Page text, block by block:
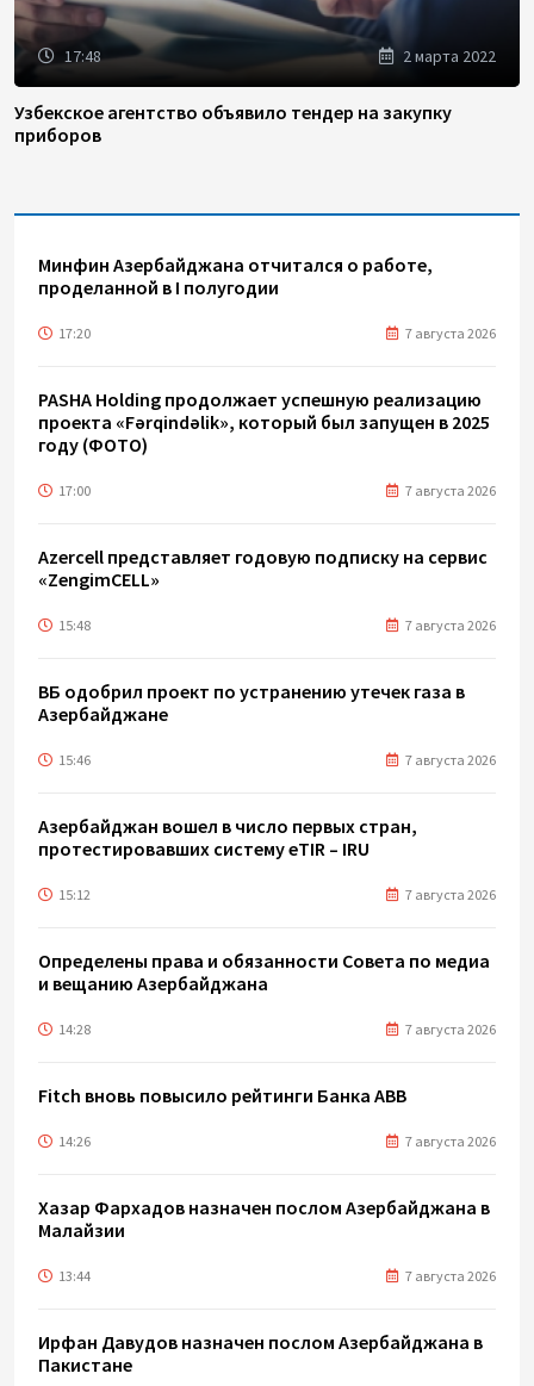
17:48 2 марта 2022
Узбекское агентство объявило тендер на закупку
приборов
Минфин Азербайджана отчитался о работе,
проделанной в I полугодии
17:20 7 августа 2026
PASHA Holding продолжает успешную реализацию
проекта «Fərqindəlik», который был запущен в 2025
году (ФОТО)
17:00 7 августа 2026
Azercell представляет годовую подписку на сервис
«ZengimCELL»
15:48 7 августа 2026
ВБ одобрил проект по устранению утечек газа в
Азербайджане
15:46 7 августа 2026
Азербайджан вошел в число первых стран,
протестировавших систему eTIR – IRU
15:12 7 августа 2026
Определены права и обязанности Совета по медиа
и вещанию Азербайджана
14:28 7 августа 2026
Fitch вновь повысило рейтинги Банка ABB
14:26 7 августа 2026
Хазар Фархадов назначен послом Азербайджана в
Малайзии
13:44 7 августа 2026
Ирфан Давудов назначен послом Азербайджана в
Пакистане